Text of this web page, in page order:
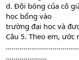
d. Đội bóng của cô
học bổng vào
trường đại học và
Câu 5. Theo em, ước
.....................